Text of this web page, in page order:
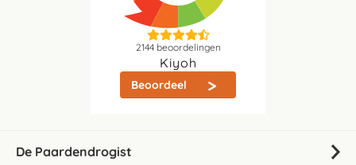
2144beoordelingen
Kiyoh
Beoordeel
De Paardendrogist